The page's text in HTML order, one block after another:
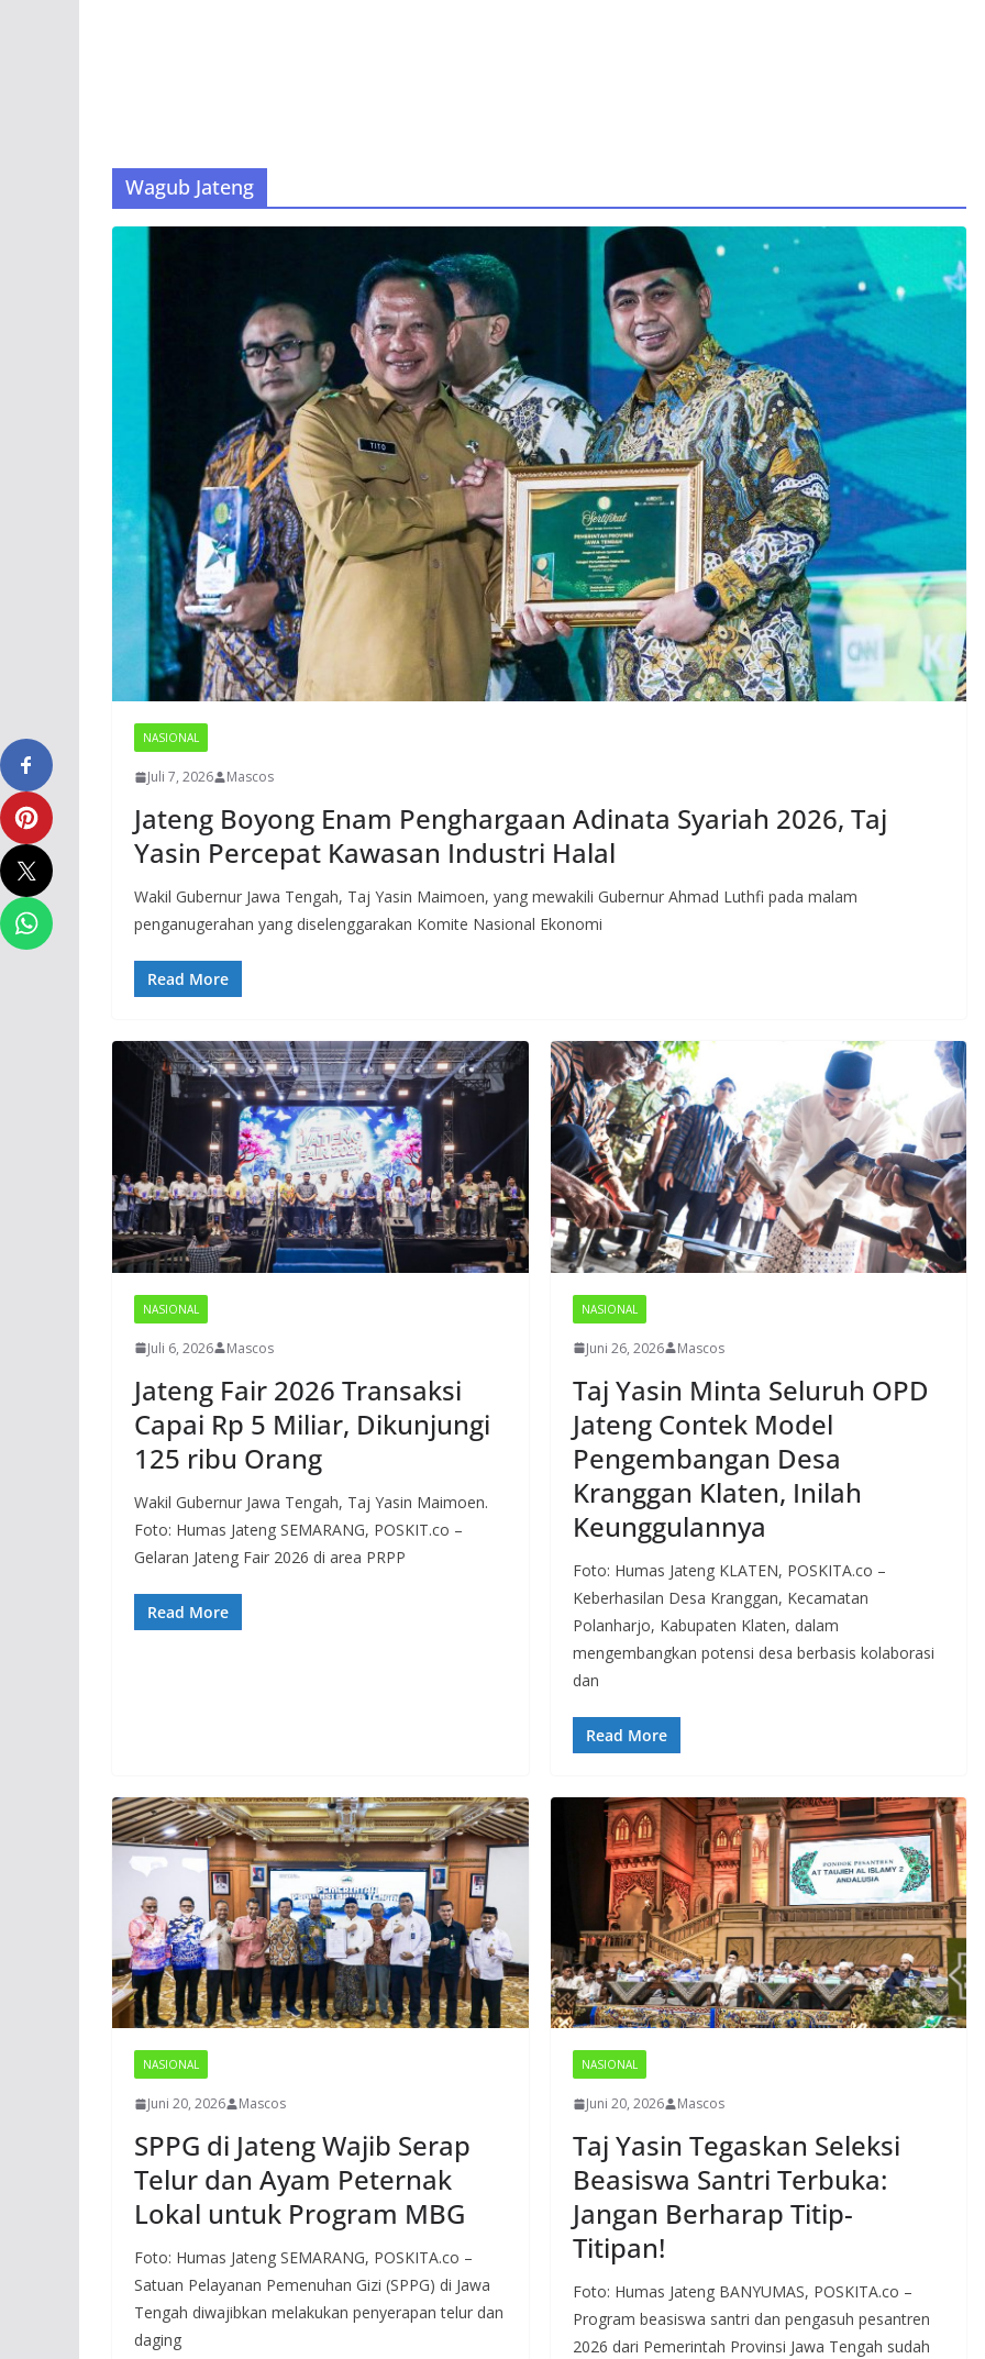
Wagub Jateng
NASIONAL
Juli 7, 2026 Mascos
Jateng Boyong Enam Penghargaan Adinata Syariah 2026, Taj
Yasin Percepat Kawasan Industri Halal
Wakil Gubernur Jawa Tengah, Taj Yasin Maimoen, yang mewakili Gubernur Ahmad Luthfi pada malam
penganugerahan yang diselenggarakan Komite Nasional Ekonomi
Read More
NASIONAL
Juli 6, 2026 Mascos
Jateng Fair 2026 Transaksi
Capai Rp 5 Miliar, Dikunjungi
125 ribu Orang
Wakil Gubernur Jawa Tengah, Taj Yasin Maimoen.
Foto: Humas Jateng SEMARANG, POSKIT.co –
Gelaran Jateng Fair 2026 di area PRPP
Read More
NASIONAL
Juni 26, 2026 Mascos
Taj Yasin Minta Seluruh OPD
Jateng Contek Model
Pengembangan Desa
Kranggan Klaten, Inilah
Keunggulannya
Foto: Humas Jateng KLATEN, POSKITA.co –
Keberhasilan Desa Kranggan, Kecamatan
Polanharjo, Kabupaten Klaten, dalam
mengembangkan potensi desa berbasis kolaborasi
dan
Read More
NASIONAL
Juni 20, 2026 Mascos
SPPG di Jateng Wajib Serap
Telur dan Ayam Peternak
Lokal untuk Program MBG
Foto: Humas Jateng SEMARANG, POSKITA.co –
Satuan Pelayanan Pemenuhan Gizi (SPPG) di Jawa
Tengah diwajibkan melakukan penyerapan telur dan
daging
NASIONAL
Juni 20, 2026 Mascos
Taj Yasin Tegaskan Seleksi
Beasiswa Santri Terbuka:
Jangan Berharap Titip-
Titipan!
Foto: Humas Jateng BANYUMAS, POSKITA.co –
Program beasiswa santri dan pengasuh pesantren
2026 dari Pemerintah Provinsi Jawa Tengah sudah